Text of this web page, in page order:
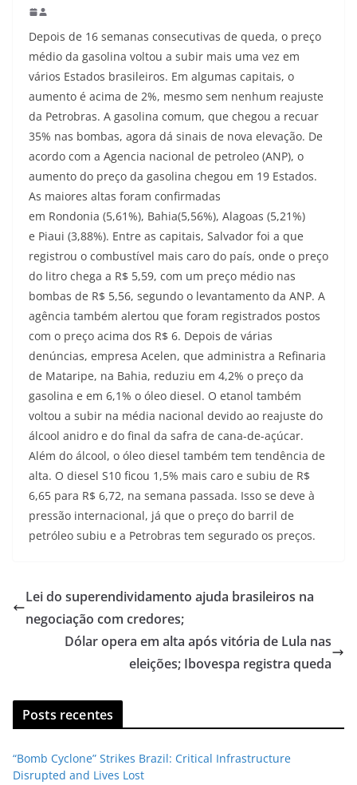
Depois de 16 semanas consecutivas de queda, o preço
médio da gasolina voltou a subir mais uma vez em
vários Estados brasileiros. Em algumas capitais, o
aumento é acima de 2%, mesmo sem nenhum reajuste
da Petrobras. A gasolina comum, que chegou a recuar
35% nas bombas, agora dá sinais de nova elevação. De
acordo com a Agencia nacional de petroleo (ANP), o
aumento do preço da gasolina chegou em 19 Estados.
As maiores altas foram confirmadas
em Rondonia (5,61%), Bahia(5,56%), Alagoas (5,21%)
e Piaui (3,88%). Entre as capitais, Salvador foi a que
registrou o combustível mais caro do país, onde o preço
do litro chega a R$ 5,59, com um preço médio nas
bombas de R$ 5,56, segundo o levantamento da ANP. A
agência também alertou que foram registrados postos
com o preço acima dos R$ 6. Depois de várias
denúncias, empresa Acelen, que administra a Refinaria
de Mataripe, na Bahia, reduziu em 4,2% o preço da
gasolina e em 6,1% o óleo diesel. O etanol também
voltou a subir na média nacional devido ao reajuste do
álcool anidro e do final da safra de cana-de-açúcar.
Além do álcool, o óleo diesel também tem tendência de
alta. O diesel S10 ficou 1,5% mais caro e subiu de R$
6,65 para R$ 6,72, na semana passada. Isso se deve à
pressão internacional, já que o preço do barril de
petróleo subiu e a Petrobras tem segurado os preços.
Lei do superendividamento ajuda brasileiros na
negociação com credores;
Dólar opera em alta após vitória de Lula nas
eleições; Ibovespa registra queda
Posts recentes
“Bomb Cyclone” Strikes Brazil: Critical Infrastructure
Disrupted and Lives Lost